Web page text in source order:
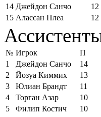
14 Джейдон Санчо
12
15 Алассан Плеа 12
№ Игрок
П
1
Джейдон Санчо
14
2
Йозуа Киммих
13
3
Юлиан Брандт
11
4
Торган Азар
10
5
Филип Костич
10